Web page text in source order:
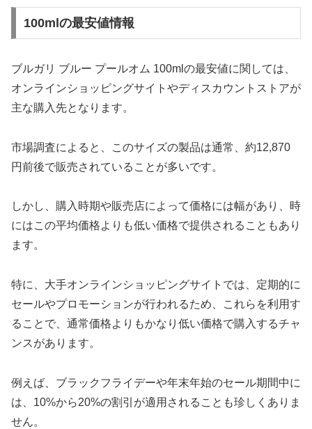
100mlの最安値情報
ブルガリ ブルー プールオム 100mlの最安値に関しては、
オンラインショッピングサイトやディスカウントストアが
主な購入先となります。
市場調査によると、このサイズの製品は通常、約12,870
円前後で販売されていることが多いです。
しかし、購入時期や販売店によって価格には幅があり、時
にはこの平均価格よりも低い価格で提供されることもあり
ます。
特に、大手オンラインショッピングサイトでは、定期的に
セールやプロモーションが行われるため、これらを利用す
ることで、通常価格よりもかなり低い価格で購入するチャ
ンスがあります。
例えば、ブラックフライデーや年末年始のセール期間中に
は、10%から20%の割引が適用されることも珍しくありま
せん。